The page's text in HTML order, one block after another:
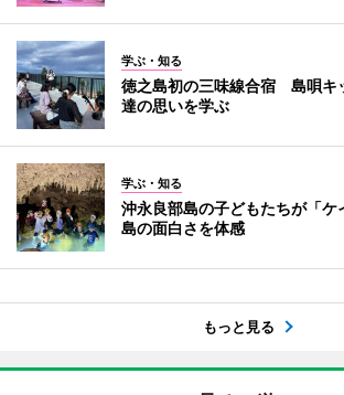
学ぶ・知る
徳之島初の三味線合宿 島唄キ
達の思いを学ぶ
学ぶ・知る
沖永良部島の子どもたちが「
島の面白さを体感
もっと見る